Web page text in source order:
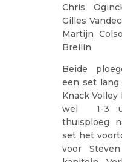
Chris
Gilles
Martijn
Breilin
Beide
een set
Knack
wel 1-3
thuisploeg
set het
voor